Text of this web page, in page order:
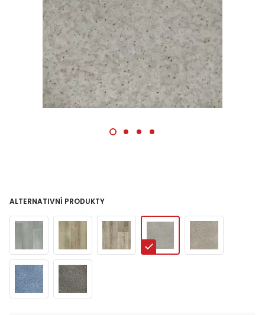
ALTERNATIVNÍ PRODUKTY